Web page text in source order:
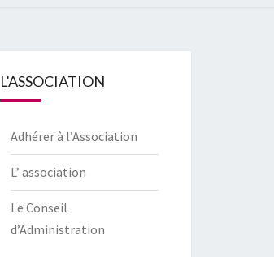
L’ASSOCIATION
Adhérer à l’Association
L’ association
Le Conseil
d’Administration